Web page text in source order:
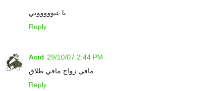
يا عيوووووني
Reply
Acid 29/10/07 2:44 PM
مافي زواج مافي طلاق
Reply